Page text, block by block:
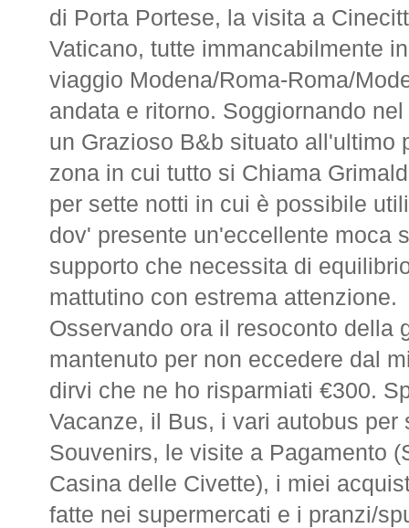
di Porta Portese, la visita a
Vaticano, tutte immancabilmente
viaggio Modena/Roma-Roma/
andata e ritorno. Soggiornando
un Grazioso B&b situato all'ultimo
zona in cui tutto si Chiama
per sette notti in cui è possibile
dov' presente un'eccellente moca
supporto che necessita di
mattutino con estrema attenzione.
Osservando ora il resoconto della
mantenuto per non eccedere dal
dirvi che ne ho risparmiati €300.
Vacanze, il Bus, i vari autobus per
Souvenirs, le visite a Pagamento
Casina delle Civette), i miei
fatte nei supermercati e i pranzi/